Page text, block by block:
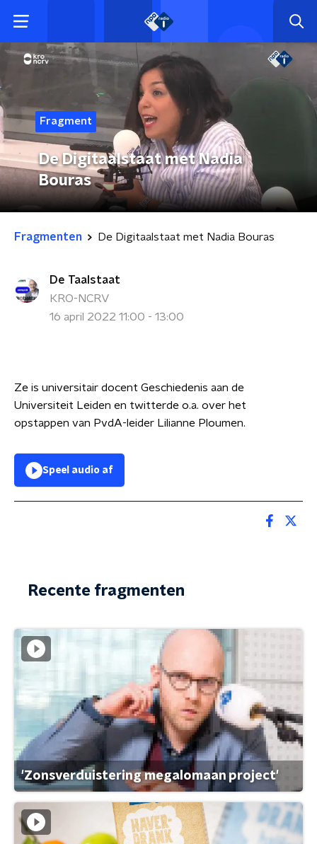
Fragment
De Digitaalstaat met Nadia
Bouras
Fragmenten De Digitaalstaat met Nadia Bouras
De Taalstaat
KRO-NCRV
16 april 2022 11:00 - 13:00
Ze is universitair docent Geschiedenis aan de
Universiteit Leiden en twitterde o.a. over het
opstappen van PvdA-leider Lilianne Ploumen.
Speel audio af
Recente fragmenten
'Zonsverduistering megalomaan project'